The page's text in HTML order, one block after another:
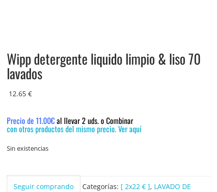
Wipp detergente liquido limpio & liso 70
lavados
12.65 €
Precio de 11.00€al llevar 2 uds. o Combinar
con otros productos del mismo precio. Ver aquí
Sin existencias
Seguir comprando Categorías: [ 2x22 € ], LAVADO DE